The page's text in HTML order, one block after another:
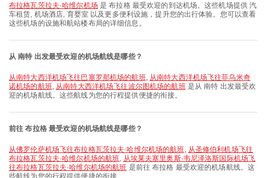
布拉格瓦茨拉夫·哈维尔机场是 布拉格 最受欢迎的到达机场。这些机场提供 汽
车租赁, 机场酒店, 育婴室 以及更多便利设施，提升您的出行体验。您可以查看
这些机场的设施和航站楼布局的详细信息。
从 南特 出发最受欢迎的机场航线是哪些？
从南特大西洋机场飞往巴塞罗那机场的航班, 从南特大西洋机场飞往菲乌米奇
诺机场的航班, 从南特大西洋机场飞往波尔图机场的航班是从 南特 出发最受欢
迎的机场航线。这些航线为您的行程提供便捷的衔接。
前往 布拉格 最受欢迎的机场航线是哪些？
从佛罗伦萨机场飞往布拉格瓦茨拉夫·哈维尔机场的航班, 从圣修伯利机场飞往
布拉格瓦茨拉夫·哈维尔机场的航班, 从埃莱夫塞里奥斯·韦尼泽洛斯国际机场飞
往布拉格瓦茨拉夫·哈维尔机场的航班 是前往 布拉格 最受欢迎的机场航线。这
些航线为您的行程提供便捷的衔接。